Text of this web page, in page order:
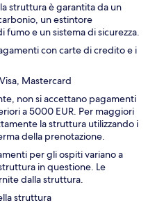
struttura è garantita da un
un estintore
e un sistema di sicurezza.
con carte di credito e i
Mastercard
non si accettano pagamenti
a 5000 EUR. Per maggiori
la struttura utilizzando i
della prenotazione.
per gli ospiti variano a
in questione. Le
dalla struttura.
struttura